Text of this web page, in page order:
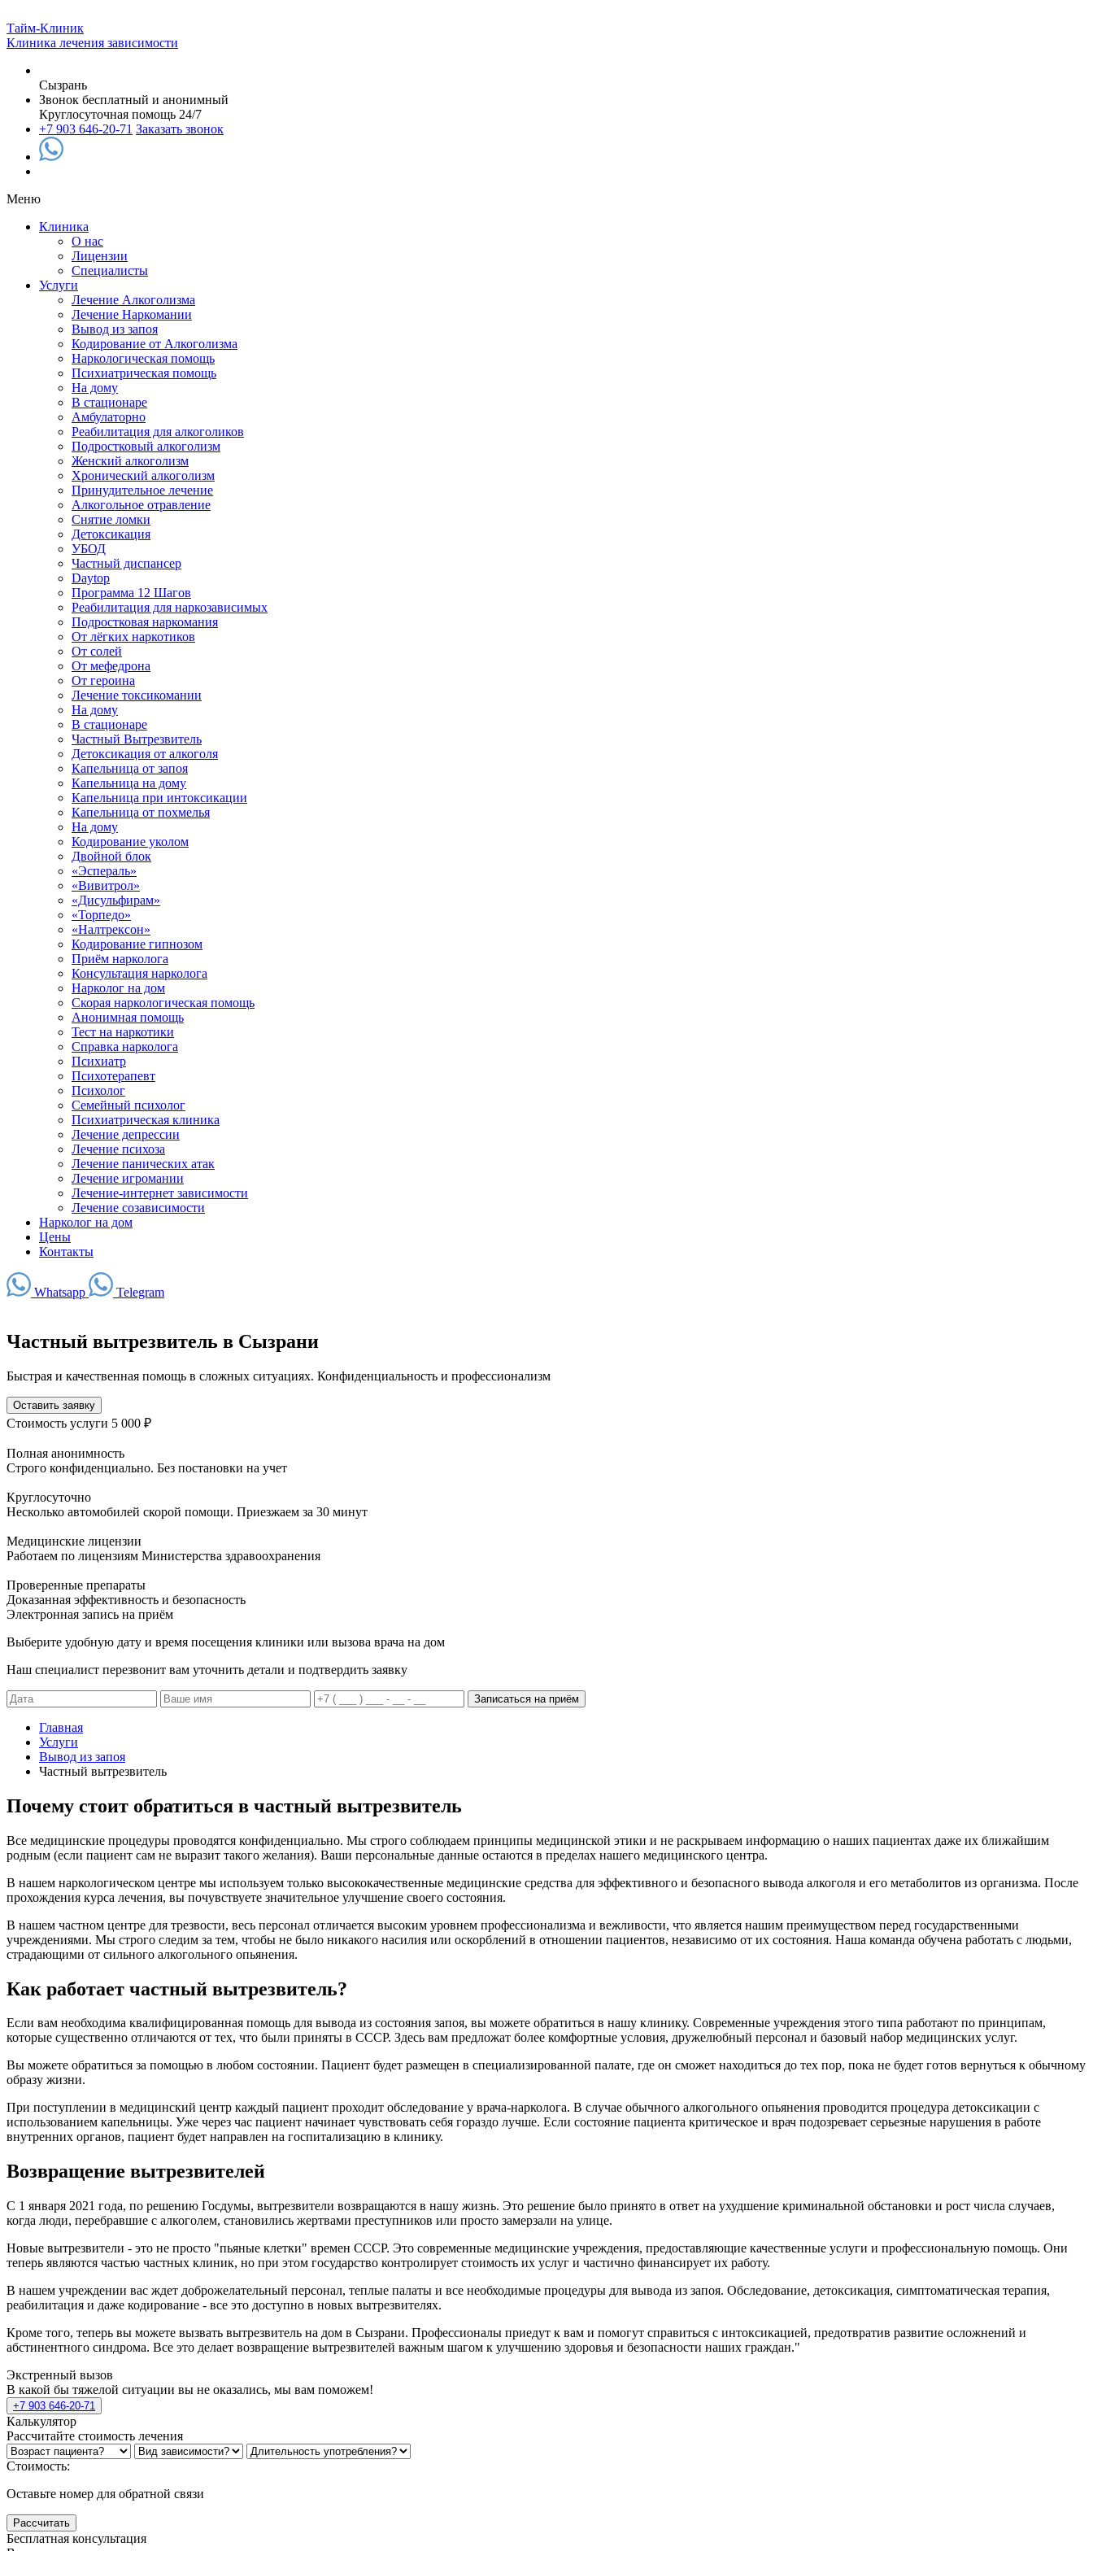
Тайм-Клиник
Клиника лечения зависимости
Сызрань
Звонок бесплатный и анонимный
Круглосуточная помощь 24/7
+7 903 646-20-71 Заказать звонок
Меню
Клиника
О нас
Лицензии
Специалисты
Услуги
Лечение Алкоголизма
Лечение Наркомании
Вывод из запоя
Кодирование от Алкоголизма
Наркологическая помощь
Психиатрическая помощь
На дому
В стационаре
Амбулаторно
Реабилитация для алкоголиков
Подростковый алкоголизм
Женский алкоголизм
Хронический алкоголизм
Принудительное лечение
Алкогольное отравление
Снятие ломки
Детоксикация
УБОД
Частный диспансер
Daytop
Программа 12 Шагов
Реабилитация для наркозависимых
Подростковая наркомания
От лёгких наркотиков
От солей
От мефедрона
От героина
Лечение токсикомании
На дому
В стационаре
Частный Вытрезвитель
Детоксикация от алкоголя
Капельница от запоя
Капельница на дому
Капельница при интоксикации
Капельница от похмелья
На дому
Кодирование уколом
Двойной блок
«Эспераль»
«Вивитрол»
«Дисульфирам»
«Торпедо»
«Налтрексон»
Кодирование гипнозом
Приём нарколога
Консультация нарколога
Нарколог на дом
Скорая наркологическая помощь
Анонимная помощь
Тест на наркотики
Справка нарколога
Психиатр
Психотерапевт
Психолог
Семейный психолог
Психиатрическая клиника
Лечение депрессии
Лечение психоза
Лечение панических атак
Лечение игромании
Лечение-интернет зависимости
Лечение созависимости
Нарколог на дом
Цены
Контакты
Whatsapp Telegram
Частный вытрезвитель в Сызрани
Быстрая и качественная помощь в сложных ситуациях. Конфиденциальность и профессионализм
Оставить заявку
Стоимость услуги 5 000 ₽
Полная анонимность
Строго конфиденциально. Без постановки на учет
Круглосуточно
Несколько автомобилей скорой помощи. Приезжаем за 30 минут
Медицинские лицензии
Работаем по лицензиям Министерства здравоохранения
Проверенные препараты
Доказанная эффективность и безопасность
Электронная запись на приём
Выберите удобную дату и время посещения клиники или вызова врача на дом
Наш специалист перезвонит вам уточнить детали и подтвердить заявку
Записаться на приём
Главная
Услуги
Вывод из запоя
Частный вытрезвитель
Почему стоит обратиться в частный вытрезвитель
Все медицинские процедуры проводятся конфиденциально. Мы строго соблюдаем принципы медицинской этики и не раскрываем информацию о наших пациентах даже их ближайшим
родным (если пациент сам не выразит такого желания). Ваши персональные данные остаются в пределах нашего медицинского центра.
В нашем наркологическом центре мы используем только высококачественные медицинские средства для эффективного и безопасного вывода алкоголя и его метаболитов из организма. После
прохождения курса лечения, вы почувствуете значительное улучшение своего состояния.
В нашем частном центре для трезвости, весь персонал отличается высоким уровнем профессионализма и вежливости, что является нашим преимуществом перед государственными
учреждениями. Мы строго следим за тем, чтобы не было никакого насилия или оскорблений в отношении пациентов, независимо от их состояния. Наша команда обучена работать с людьми,
страдающими от сильного алкогольного опьянения.
Как работает частный вытрезвитель?
Если вам необходима квалифицированная помощь для вывода из состояния запоя, вы можете обратиться в нашу клинику. Современные учреждения этого типа работают по принципам,
которые существенно отличаются от тех, что были приняты в СССР. Здесь вам предложат более комфортные условия, дружелюбный персонал и базовый набор медицинских услуг.
Вы можете обратиться за помощью в любом состоянии. Пациент будет размещен в специализированной палате, где он сможет находиться до тех пор, пока не будет готов вернуться к обычному
образу жизни.
При поступлении в медицинский центр каждый пациент проходит обследование у врача-нарколога. В случае обычного алкогольного опьянения проводится процедура детоксикации с
использованием капельницы. Уже через час пациент начинает чувствовать себя гораздо лучше. Если состояние пациента критическое и врач подозревает серьезные нарушения в работе
внутренних органов, пациент будет направлен на госпитализацию в клинику.
Возвращение вытрезвителей
С 1 января 2021 года, по решению Госдумы, вытрезвители возвращаются в нашу жизнь. Это решение было принято в ответ на ухудшение криминальной обстановки и рост числа случаев,
когда люди, перебравшие с алкоголем, становились жертвами преступников или просто замерзали на улице.
Новые вытрезвители - это не просто "пьяные клетки" времен СССР. Это современные медицинские учреждения, предоставляющие качественные услуги и профессиональную помощь. Они
теперь являются частью частных клиник, но при этом государство контролирует стоимость их услуг и частично финансирует их работу.
В нашем учреждении вас ждет доброжелательный персонал, теплые палаты и все необходимые процедуры для вывода из запоя. Обследование, детоксикация, симптоматическая терапия,
реабилитация и даже кодирование - все это доступно в новых вытрезвителях.
Кроме того, теперь вы можете вызвать вытрезвитель на дом в Сызрани. Профессионалы приедут к вам и помогут справиться с интоксикацией, предотвратив развитие осложнений и
абстинентного синдрома. Все это делает возвращение вытрезвителей важным шагом к улучшению здоровья и безопасности наших граждан."
Экстренный вызов
В какой бы тяжелой ситуации вы не оказались, мы вам поможем!
+7 903 646-20-71
Калькулятор
Рассчитайте стоимость лечения
Стоимость:
Оставьте номер для обратной связи
Рассчитать
Бесплатная консультация